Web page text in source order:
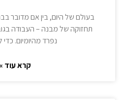
בעולם של היום, בין אם מדובר
תחזוקה של מבנה – העבודה
נפרד מהיומיום.
קרא עוד »